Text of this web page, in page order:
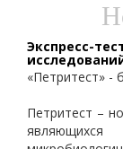
Экспресс-
«Петритест» -
Петритест –
являющихся